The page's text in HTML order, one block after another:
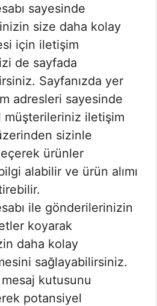
sayesinde
size daha kolay
için iletişim
de sayfada
Sayfanızda yer
adresleri sayesinde
müşterileriniz iletişim
sizinle
ürünler
alabilir ve ürün alımı
ile gönderilerinizin
koyarak
daha kolay
sağlayabilirsiniz.
kutusunu
potansiyel